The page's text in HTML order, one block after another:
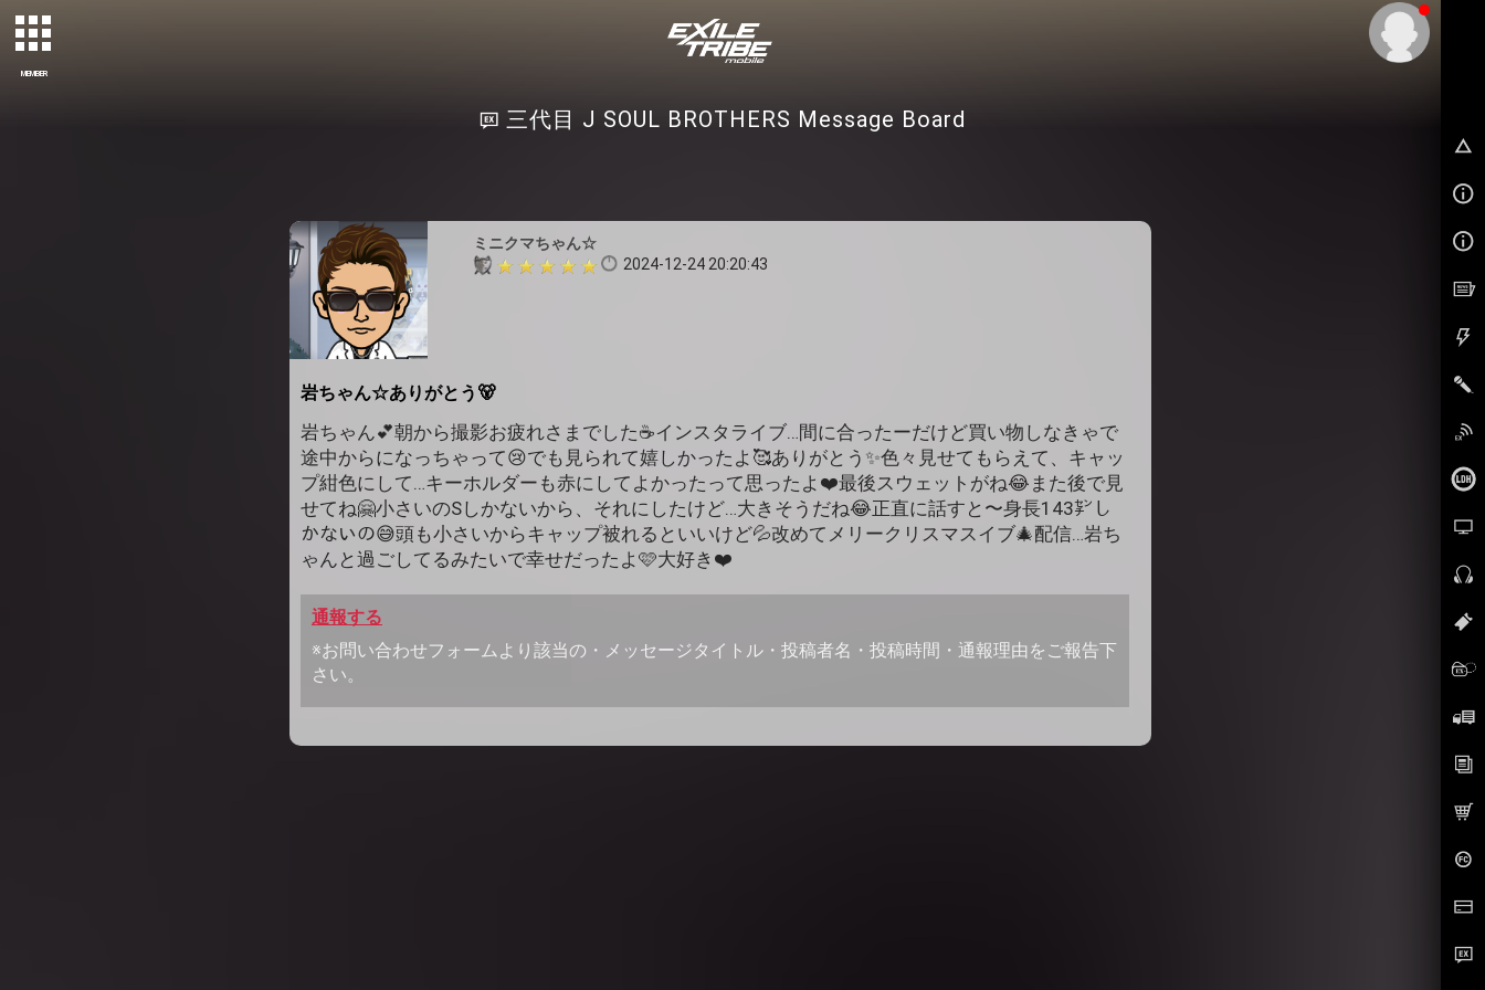
MEMBER
三代目 J SOUL BROTHERS Message Board
ミニクマちゃん☆
2024-12-24 20:20:43
岩ちゃん☆ありがとう🐻
岩ちゃん💕朝から撮影お疲れさまでした☕インスタライブ…間に合ったーだけど買い物しなきゃで
途中からになっちゃって😢でも見られて嬉しかったよ🥰ありがとう✨色々見せてもらえて、キャッ
プ紺色にして…キーホルダーも赤にしてよかったって思ったよ❤️最後スウェットがね😂また後で見
せてね🤗小さいのSしかないから、それにしたけど…大きそうだね😂正直に話すと〜身長143㌢し
かないの😅頭も小さいからキャップ被れるといいけど💦改めてメリークリスマスイブ🎄配信…岩ち
ゃんと過ごしてるみたいで幸せだったよ🩷大好き❤️
通報する
※お問い合わせフォームより該当の・メッセージタイトル・投稿者名・投稿時間・通報理由をご報告下
さい。